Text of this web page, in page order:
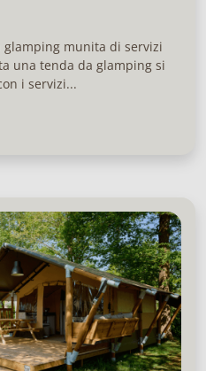
munita di servizi
una tenda da glamping si
i servizi...